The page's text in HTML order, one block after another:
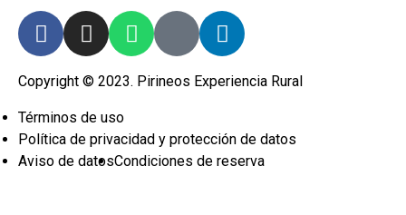
Copyright © 2023. Pirineos Experiencia Rural
Términos de uso
Política de privacidad y protección de datos
Aviso de datosCondiciones de reserva